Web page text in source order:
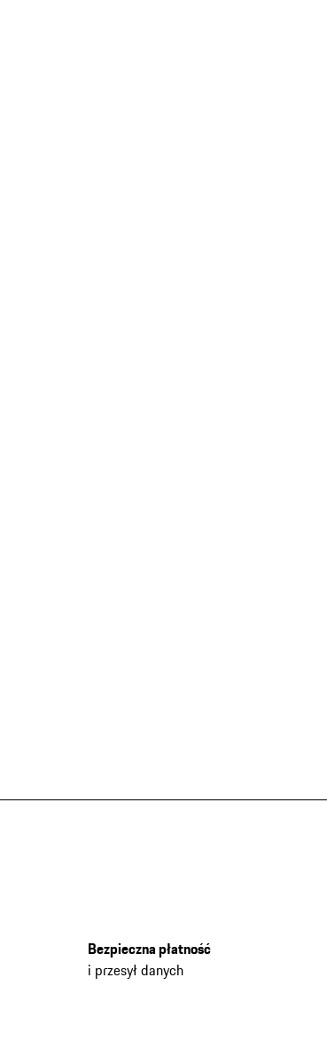
Bezpieczna płatność
i przesył danych